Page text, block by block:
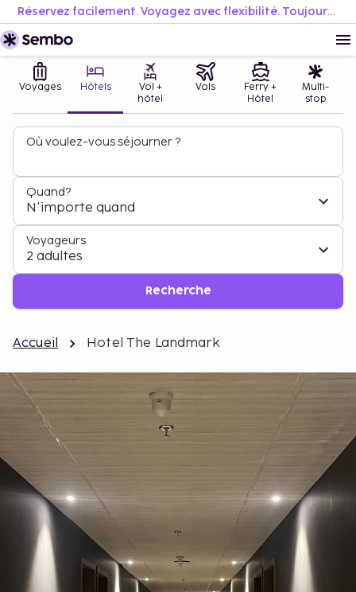
Réservez facilement. Voyagez avec flexibilité. Toujours au meilleur prix.
Voyages Hôtels
Vol +
hôtel
Vols
Ferry +
Hôtel
Multi-
stop
Où voulez-vous séjourner ?
Quand?
N'importe quand
Voyageurs
2 adultes
Recherche
Accueil Hotel The Landmark